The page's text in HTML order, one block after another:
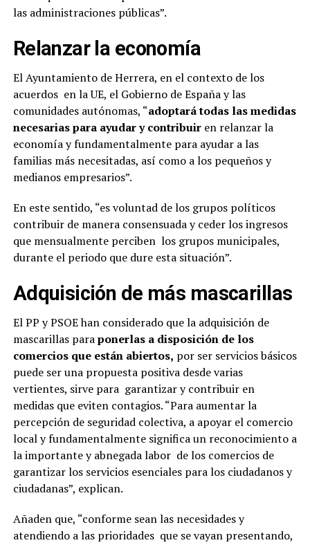
las administraciones públicas”.
Relanzar la economía
El Ayuntamiento de Herrera, en el contexto de los
acuerdos en la UE, el Gobierno de España y las
comunidades autónomas, “adoptará todas las medidas
necesarias para ayudar y contribuiren relanzar la
economía y fundamentalmente para ayudar a las
familias más necesitadas, así como a los pequeños y
medianos empresarios”.
En este sentido, “es voluntad de los grupos políticos
contribuir de manera consensuada y ceder los ingresos
que mensualmente perciben los grupos municipales,
durante el periodo que dure esta situación”.
Adquisición de más mascarillas
El PP y PSOE han considerado que la adquisición de
mascarillas paraponerlas a disposición de los
comercios que están abiertos, por ser servicios básicos
puede ser una propuesta positiva desde varias
vertientes, sirve para garantizar y contribuir en
medidas que eviten contagios. “Para aumentar la
percepción de seguridad colectiva, a apoyar el comercio
local y fundamentalmente significa un reconocimiento a
la importante y abnegada labor de los comercios de
garantizar los servicios esenciales para los ciudadanos y
ciudadanas”, explican.
Añaden que, “conforme sean las necesidades y
atendiendo a las prioridades que se vayan presentando,